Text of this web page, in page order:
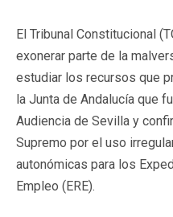
El Tribunal Constitucional
exonerar parte de la
estudiar los recursos que
la Junta de Andalucía que
Audiencia de Sevilla y
Supremo por el uso
autonómicas para los
Empleo (ERE).